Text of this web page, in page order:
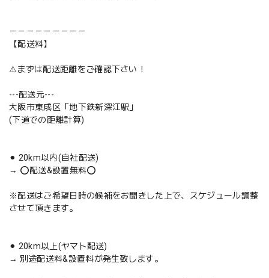
－－－－－－－－－
【配送料】
⚠️まずは配送距離をご確認下さい！
---配送元---
大阪市東成区「地下鉄新深江駅」
(下道での距離計算)
⚫︎ 20km以内(自社配送)
→ ⭕️配送&設置無料⭕️
※配送はご希望日時の候補をお聞きした上で、スケジュール調整
させて頂きます。
⚫︎ 20km以上(ヤマト配送)
→ 別途配送料&設置料が発生致します。